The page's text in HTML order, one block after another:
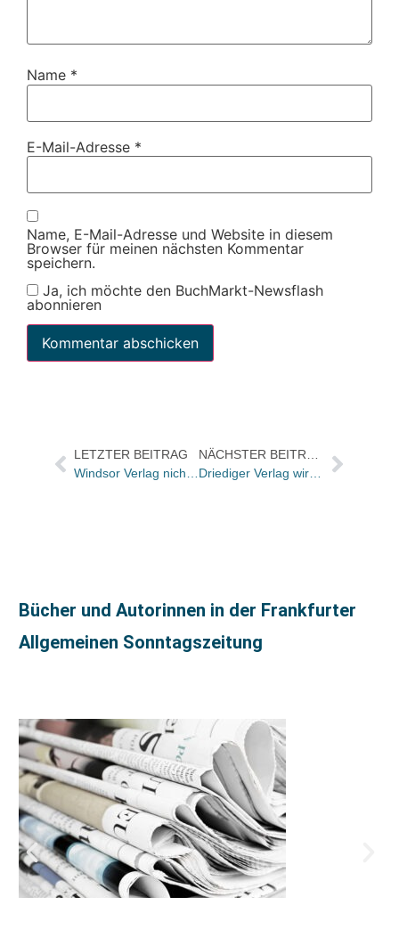
Name *
E-Mail-Adresse *
Name, E-Mail-Adresse und Website in diesem
Browser für meinen nächsten Kommentar
speichern.
Ja, ich möchte den BuchMarkt-Newsflash
abonnieren
LETZTER BEITRAG
Windsor Verlag nicht mehr erreichbar
NÄCHSTER BEITRAG
Driediger Verlag wird Mitglied der Aurora Vertriebskooperation
Bücher und Autorinnen in der Frankfurter
Allgemeinen Sonntagszeitung